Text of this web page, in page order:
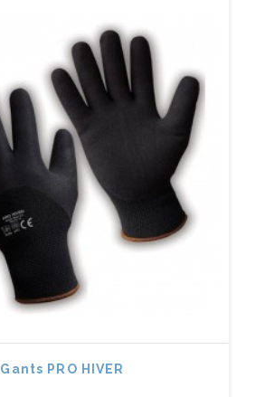
Gants PRO HIVER